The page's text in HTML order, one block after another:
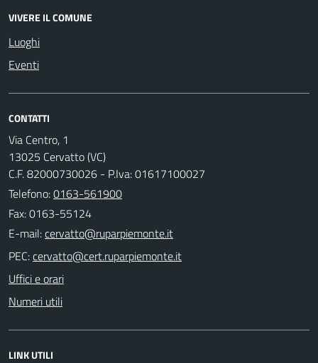
VIVERE IL COMUNE
Luoghi
Eventi
CONTATTI
Via Centro, 1
13025 Cervatto (VC)
C.F. 82000730026 - P.Iva: 01617100027
Telefono:0163-561900
Fax: 0163-55124
E-mail:
PEC:
Uffici e orari
Numeri utili
LINK UTILI